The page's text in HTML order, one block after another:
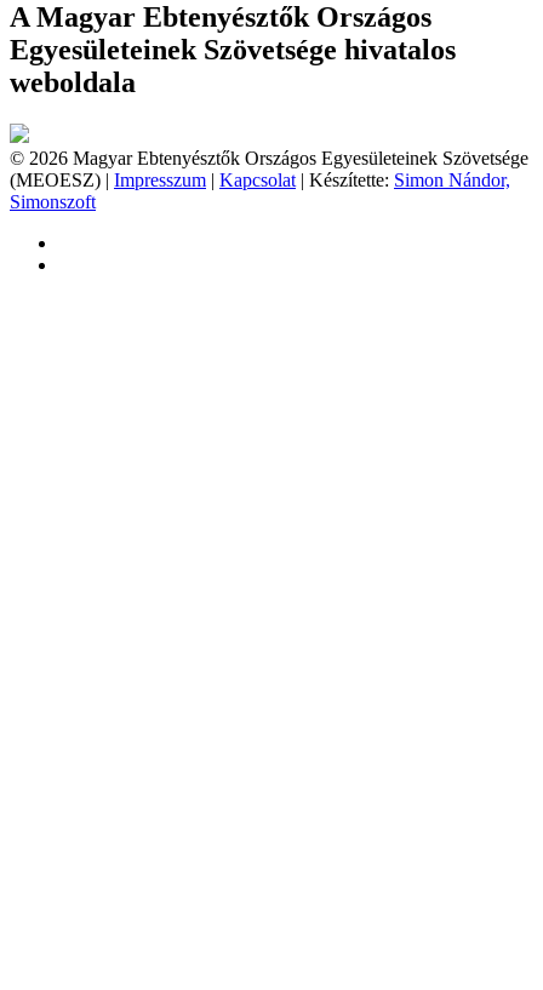
A Magyar Ebtenyésztők Országos
Egyesületeinek Szövetsége hivatalos
weboldala
© 2026 Magyar Ebtenyésztők Országos Egyesületeinek Szövetsége
(MEOESZ) | Impresszum | Kapcsolat | Készítette: Simon Nándor,
Simonszoft